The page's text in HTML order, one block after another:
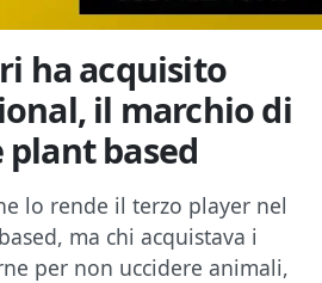
ha acquisito
il marchio di
plant based
lo rende il terzo player nel
ma chi acquistava i
per non uccidere animali,